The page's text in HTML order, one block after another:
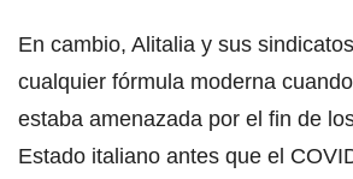
En cambio, Alitalia y sus
cualquier fórmula moderna
estaba amenazada por el fin de
Estado italiano antes que el